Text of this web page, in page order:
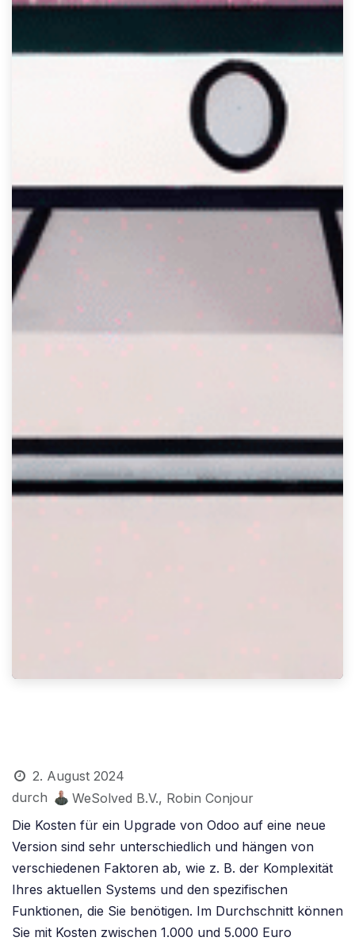
2. August 2024
durch
WeSolved B.V., Robin Conjour
Die Kosten für ein Upgrade von Odoo auf eine neue
Version sind sehr unterschiedlich und hängen von
verschiedenen Faktoren ab, wie z. B. der Komplexität
Ihres aktuellen Systems und den spezifischen
Funktionen, die Sie benötigen. Im Durchschnitt können
Sie mit Kosten zwischen 1.000 und 5.000 Euro